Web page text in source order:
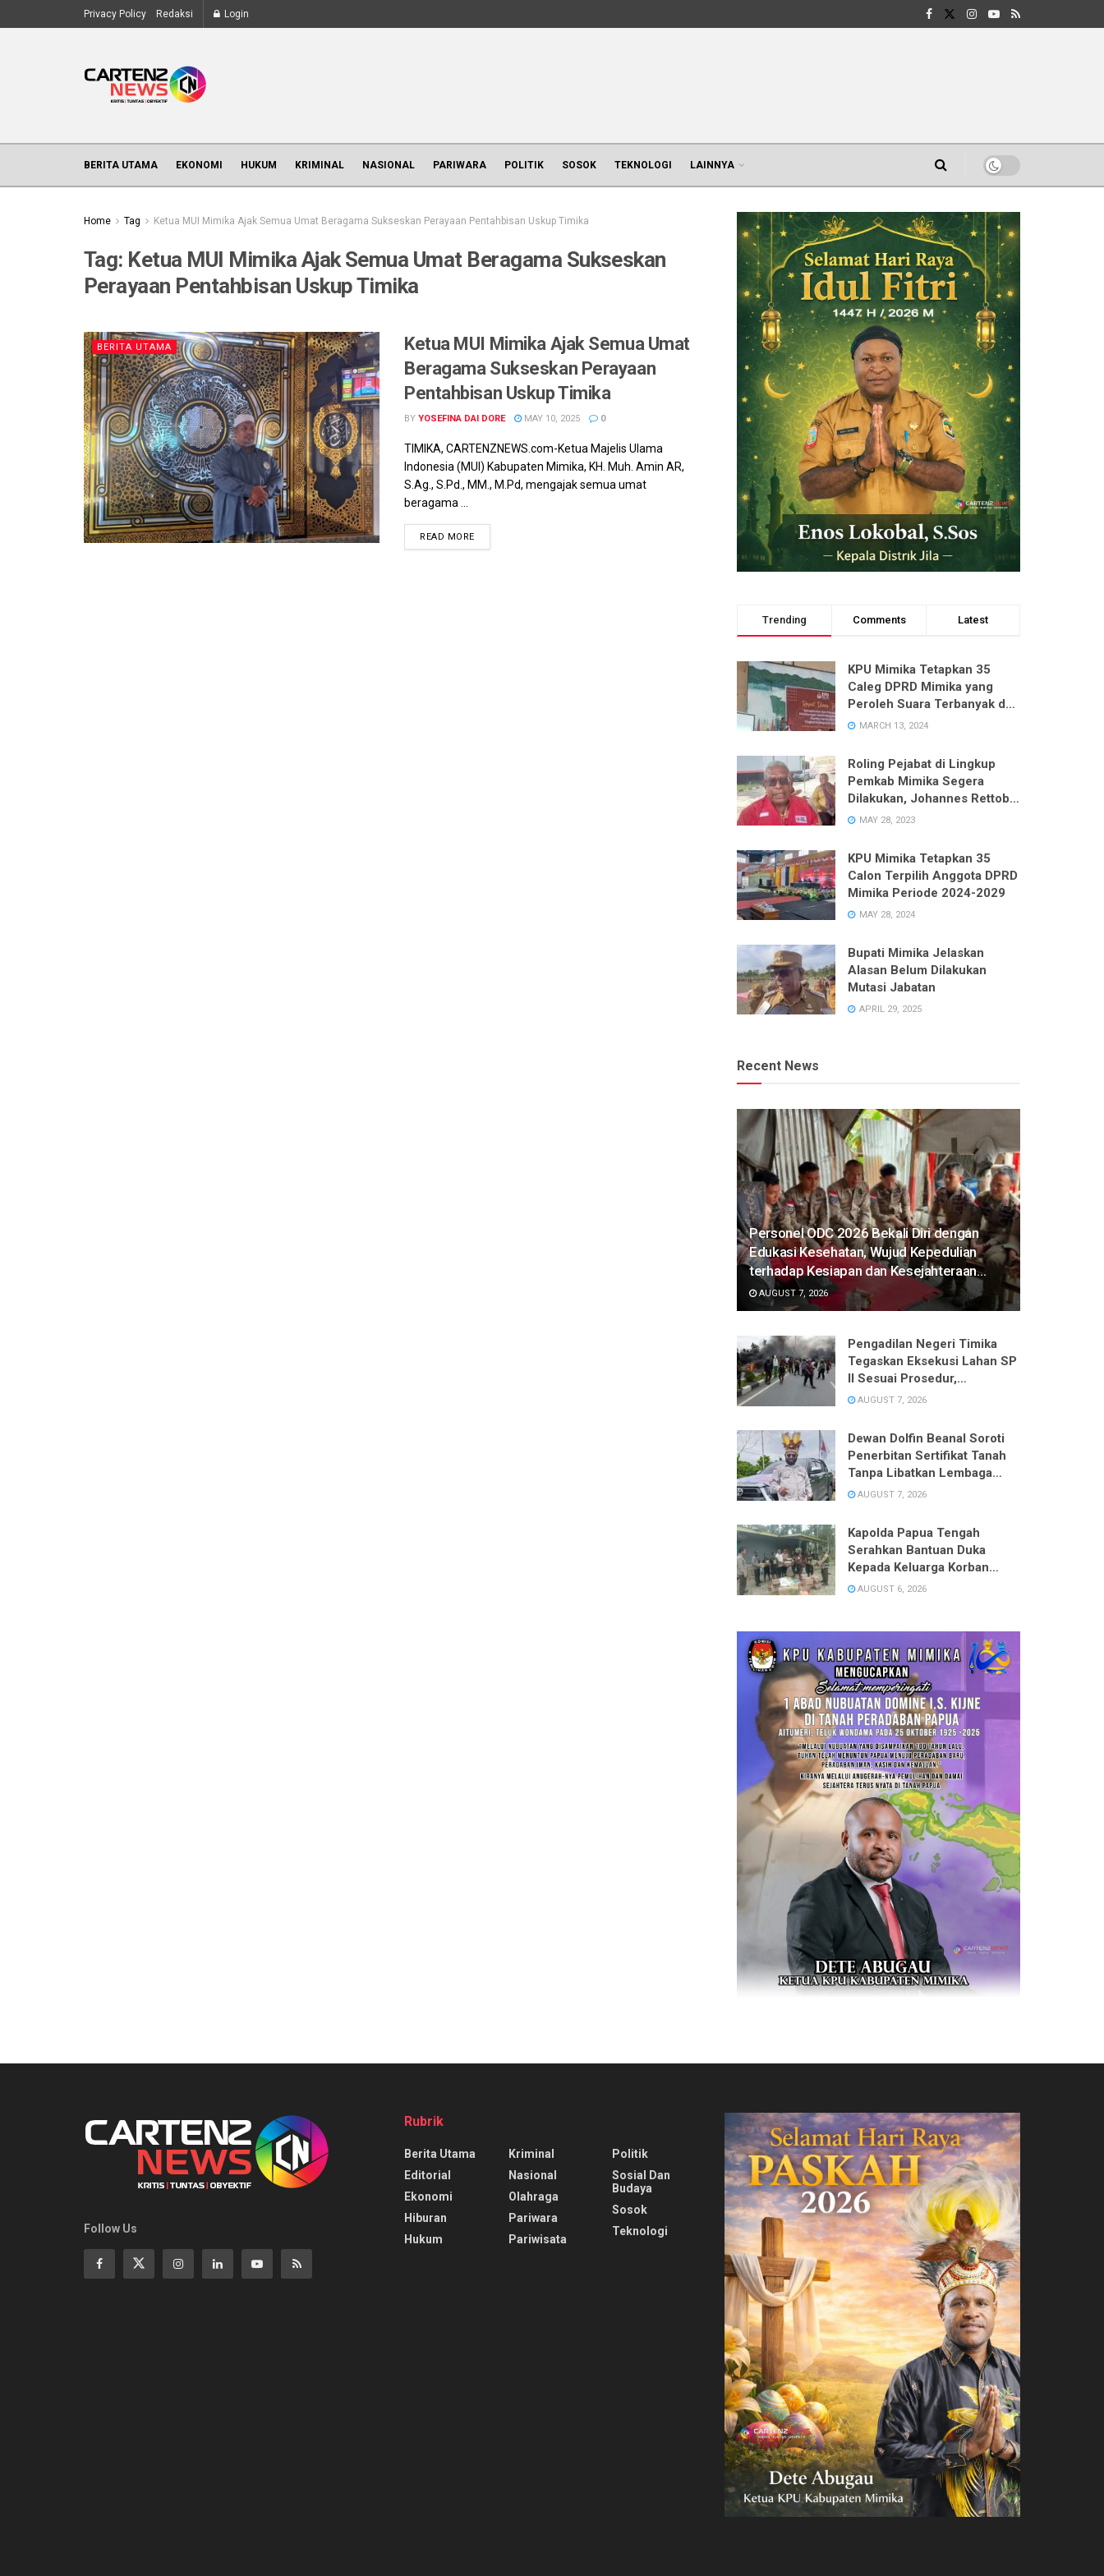
Privacy Policy Redaksi Login
BERITA UTAMA EKONOMI HUKUM KRIMINAL NASIONAL PARIWARA POLITIK SOSOK TEKNOLOGI LAINNYA
Home Tag Ketua MUI Mimika Ajak Semua Umat Beragama Sukseskan Perayaan Pentahbisan Uskup Timika
Tag: Ketua MUI Mimika Ajak Semua Umat Beragama Sukseskan
Perayaan Pentahbisan Uskup Timika
BERITA UTAMA
Ketua MUI Mimika Ajak Semua Umat
Beragama Sukseskan Perayaan
Pentahbisan Uskup Timika
BY YOSEFINA DAI DORE MAY 10, 2025 0
TIMIKA, CARTENZNEWS.com-Ketua Majelis Ulama
Indonesia (MUI) Kabupaten Mimika, KH. Muh. Amin AR,
S.Ag., S.Pd., MM., M.Pd, mengajak semua umat
beragama ...
READ MORE
Trending Comments Latest
KPU Mimika Tetapkan 35
Caleg DPRD Mimika yang
Peroleh Suara Terbanyak dari
Enam Dapil pada Pemilu 2024
MARCH 13, 2024
Roling Pejabat di Lingkup
Pemkab Mimika Segera
Dilakukan, Johannes Rettob
Pastikan Tidak Ada Unsur
MAY 28, 2023
KPU Mimika Tetapkan 35
Calon Terpilih Anggota DPRD
Mimika Periode 2024-2029
MAY 28, 2024
Bupati Mimika Jelaskan
Alasan Belum Dilakukan
Mutasi Jabatan
APRIL 29, 2025
Recent News
Personel ODC 2026 Bekali Diri dengan
Edukasi Kesehatan, Wujud Kepedulian
terhadap Kesiapan dan Kesejahteraan
Anggota
AUGUST 7, 2026
Pengadilan Negeri Timika
Tegaskan Eksekusi Lahan SP
II Sesuai Prosedur,
Pelaksanaan Ditangguhkan
AUGUST 7, 2026
Dewan Dolfin Beanal Soroti
Penerbitan Sertifikat Tanah
Tanpa Libatkan Lembaga
Adat, Desak DPRD Panggil
AUGUST 7, 2026
Kapolda Papua Tengah
Serahkan Bantuan Duka
Kepada Keluarga Korban
Pembunuhan di Kwamki
AUGUST 6, 2026
Follow Us
Rubrik
Berita Utama
Editorial
Ekonomi
Hiburan
Hukum
Kriminal
Nasional
Olahraga
Pariwara
Pariwisata
Politik
Sosial Dan
Budaya
Sosok
Teknologi